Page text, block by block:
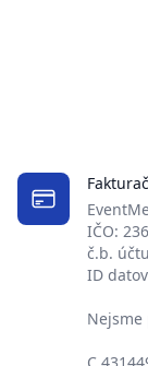
IČO:
č.b.
ID
Nejsme